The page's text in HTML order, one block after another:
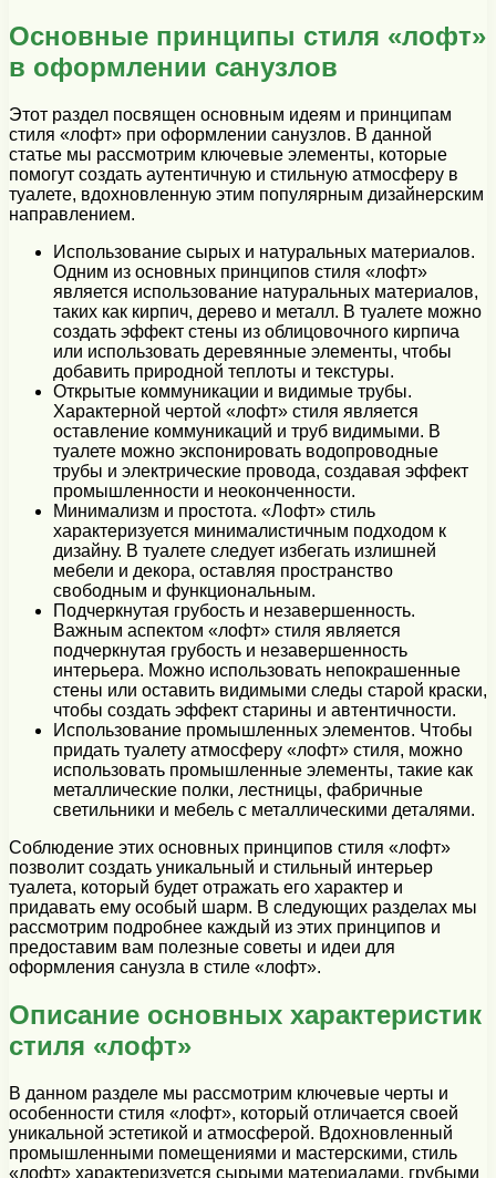
Основные принципы стиля «лофт»
в оформлении санузлов
Этот раздел посвящен основным идеям и принципам
стиля «лофт» при оформлении санузлов. В данной
статье мы рассмотрим ключевые элементы, которые
помогут создать аутентичную и стильную атмосферу в
туалете, вдохновленную этим популярным дизайнерским
направлением.
Использование сырых и натуральных материалов.
Одним из основных принципов стиля «лофт»
является использование натуральных материалов,
таких как кирпич, дерево и металл. В туалете можно
создать эффект стены из облицовочного кирпича
или использовать деревянные элементы, чтобы
добавить природной теплоты и текстуры.
Открытые коммуникации и видимые трубы.
Характерной чертой «лофт» стиля является
оставление коммуникаций и труб видимыми. В
туалете можно экспонировать водопроводные
трубы и электрические провода, создавая эффект
промышленности и неоконченности.
Минимализм и простота. «Лофт» стиль
характеризуется минималистичным подходом к
дизайну. В туалете следует избегать излишней
мебели и декора, оставляя пространство
свободным и функциональным.
Подчеркнутая грубость и незавершенность.
Важным аспектом «лофт» стиля является
подчеркнутая грубость и незавершенность
интерьера. Можно использовать непокрашенные
стены или оставить видимыми следы старой краски,
чтобы создать эффект старины и автентичности.
Использование промышленных элементов. Чтобы
придать туалету атмосферу «лофт» стиля, можно
использовать промышленные элементы, такие как
металлические полки, лестницы, фабричные
светильники и мебель с металлическими деталями.
Соблюдение этих основных принципов стиля «лофт»
позволит создать уникальный и стильный интерьер
туалета, который будет отражать его характер и
придавать ему особый шарм. В следующих разделах мы
рассмотрим подробнее каждый из этих принципов и
предоставим вам полезные советы и идеи для
оформления санузла в стиле «лофт».
Описание основных характеристик
стиля «лофт»
В данном разделе мы рассмотрим ключевые черты и
особенности стиля «лофт», который отличается своей
уникальной эстетикой и атмосферой. Вдохновленный
промышленными помещениями и мастерскими, стиль
«лофт» характеризуется сырыми материалами, грубыми